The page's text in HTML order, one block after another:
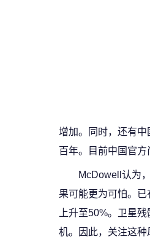
增加。同时，还有
百年。目前中国官方
McDowell认为
果可能更为可怕。
上升至50%。卫星
机。因此，关注这种